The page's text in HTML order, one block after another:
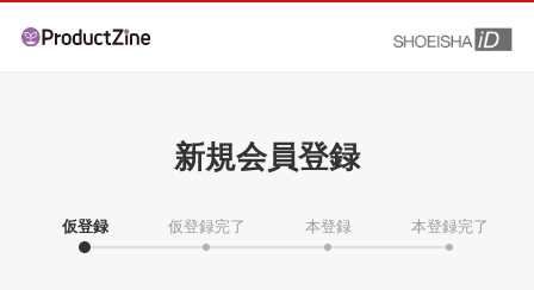
新規会員登録
仮登録 仮登録完了 本登録 本登録完了